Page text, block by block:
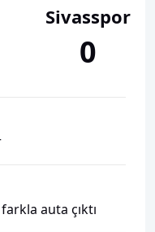
Sivasspor
0
auta çıktı